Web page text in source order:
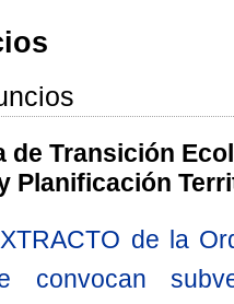
de Transición
Planificación
de la
convocan